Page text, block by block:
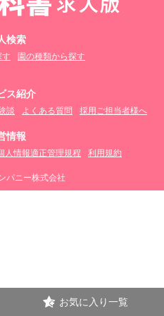
検索
す
園の種類から探す
ス紹介
談 よくある質問 採用ご担当者様へ
情報
人情報適正管理規程 利用規約
パニー株式会社
お気に入り一覧